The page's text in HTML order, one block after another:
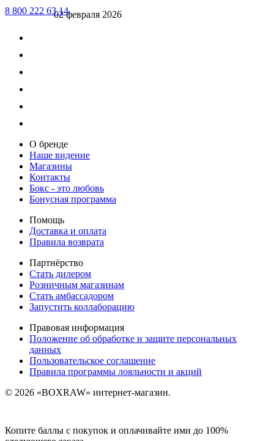
02 февраля 2026
8 800 222 63 14
О бренде
Наше видение
Магазины
Контакты
Бокс - это любовь
Бонусная программа
Помощь
Доставка и оплата
Правила возврата
Партнёрство
Стать дилером
Розничным магазинам
Стать амбассадором
Запустить коллаборацию
Правовая информация
Положение об обработке и защите персональных
данных
Пользовательское соглашение
Правила программы лояльности и акций
© 2026 «BOXRAW» интернет-магазин.
Копите баллы с покупок и оплачивайте ими до 100%